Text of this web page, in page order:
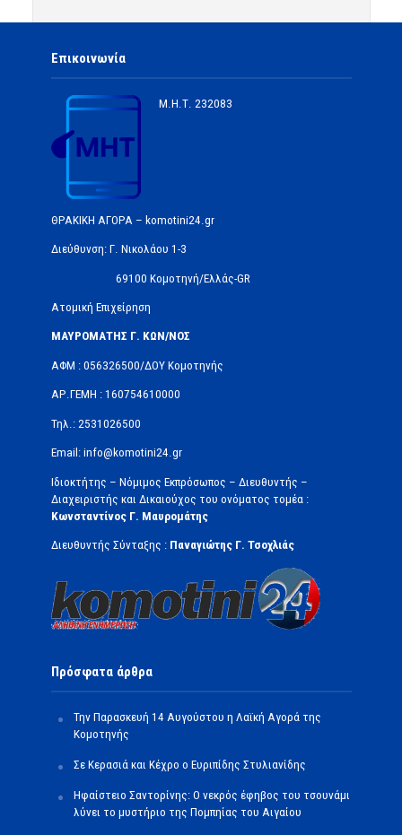
Επικοινωνία
Μ.Η.Τ. 232083
ΘΡΑΚΙΚΗ ΑΓΟΡΑ – komotini24.gr
Διεύθυνση: Γ. Νικολάου 1-3
69100 Κομοτηνή/Ελλάς-GR
Ατομική Επιχείρηση
ΜΑΥΡΟΜΑΤΗΣ Γ. ΚΩΝ/ΝΟΣ
ΑΦΜ : 056326500/ΔOΥ Κομοτηνής
ΑΡ.ΓΕΜΗ : 160754610000
Τηλ.: 2531026500
Email: info@komotini24.gr
Ιδιοκτήτης – Νόμιμος Εκπρόσωπος – Διευθυντής –
Διαχειριστής και Δικαιούχος του ονόματος τομέα :
Κωνσταντίνος Γ. Μαυρομάτης
Διευθυντής Σύνταξης : Παναγιώτης Γ. Τσοχλιάς
Πρόσφατα άρθρα
Την Παρασκευή 14 Αυγούστου η Λαϊκή Αγορά της
Κομοτηνής
Σε Κερασιά και Κέχρο ο Ευριπίδης Στυλιανίδης
Ηφαίστειο Σαντορίνης: Ο νεκρός έφηβος του τσουνάμι
λύνει το μυστήριο της Πομπηίας του Αιγαίου